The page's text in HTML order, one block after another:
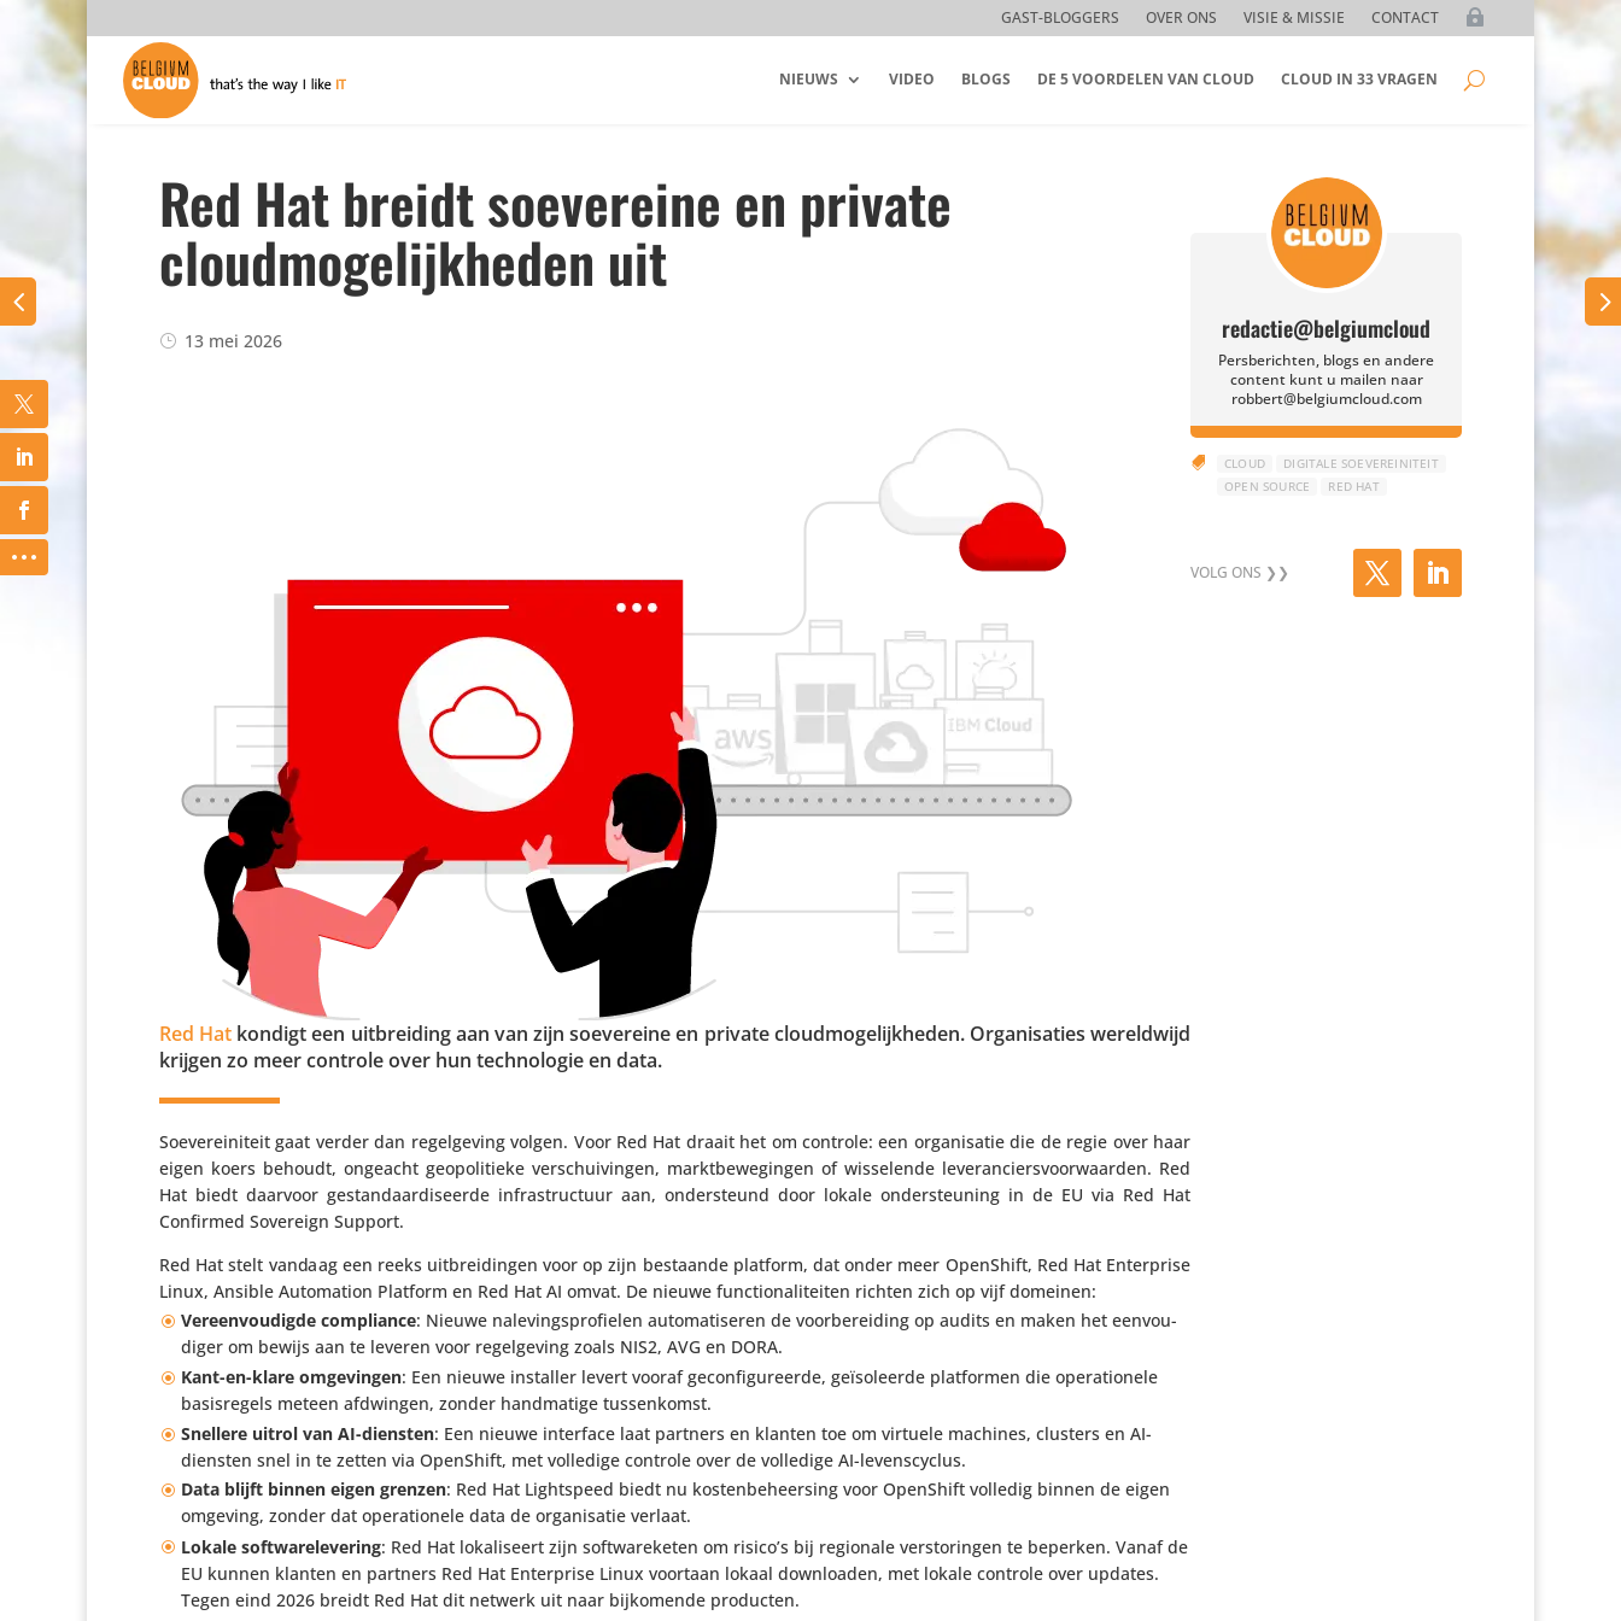
GAST-BLOGGERS OVER ONS VISIE & MISSIE CONTACT
NIEUWS VIDEO BLOGS DE 5 VOORDELEN VAN CLOUD CLOUD IN 33 VRAGEN
Red Hat breidt soevereine en private
cloudmogelijkheden uit
13 mei 2026
Red Hat kondigt een uitbrei­ding aan van zijn soeve­reine en private cloud­mo­ge­lijk­heden. Orga­ni­sa­ties wereld­wijd
krijgen zo meer controle over hun tech­no­logie en data.
Soeve­rei­ni­teit gaat verder dan regel­ge­ving volgen. Voor Red Hat draait het om controle: een orga­ni­satie die de regie over haar
eigen koers behoudt, ongeacht geopo­li­tieke verschui­vingen, markt­be­we­gingen of wisse­lende leve­ran­ciers­voor­waarden. Red
Hat biedt daarvoor gestan­daar­di­seerde infra­struc­tuur aan, onder­steund door lokale onder­steu­ning in de EU via Red Hat
Confirmed Sovereign Support.
Red Hat stelt vandaag een reeks uitbrei­dingen voor op zijn bestaande platform, dat onder meer OpenShift, Red Hat Enter­prise
Linux, Ansible Auto­ma­tion Platform en Red Hat AI omvat. De nieuwe func­ti­o­na­li­teiten richten zich op vijf domeinen:
Vereen­vou­digde compli­ance: Nieuwe nale­vings­pro­fielen auto­ma­ti­seren de voor­be­rei­ding op audits en maken het eenvou­
diger om bewijs aan te leveren voor regel­ge­ving zoals NIS2, AVG en DORA.
Kant-en-klare omge­vingen: Een nieuwe installer levert vooraf gecon­fi­gu­reerde, geïso­leerde plat­formen die opera­ti­o­nele
basis­re­gels meteen afdwingen, zonder hand­ma­tige tussenkomst.
Snellere uitrol van AI-diensten: Een nieuwe interface laat partners en klanten toe om virtuele machines, clusters en AI-
diensten snel in te zetten via OpenShift, met volledige controle over de volledige AI-levenscyclus.
Data blijft binnen eigen grenzen: Red Hat Lightspeed biedt nu kosten­be­heer­sing voor OpenShift volledig binnen de eigen
omgeving, zonder dat opera­ti­o­nele data de orga­ni­satie verlaat.
Lokale soft­wa­re­le­ve­ring: Red Hat loka­li­seert zijn soft­wa­re­keten om risico’s bij regionale versto­ringen te beperken. Vanaf de
EU kunnen klanten en partners Red Hat Enter­prise Linux voortaan lokaal down­lo­aden, met lokale controle over updates.
Tegen eind 2026 breidt Red Hat dit netwerk uit naar bijko­mende producten.
redactie@belgiumcloud
Persberichten, blogs en andere
content kunt u mailen naar
robbert@belgiumcloud.com
 CLOUD
DIGITALE SOEVEREINITEIT
OPEN SOURCE
RED HAT